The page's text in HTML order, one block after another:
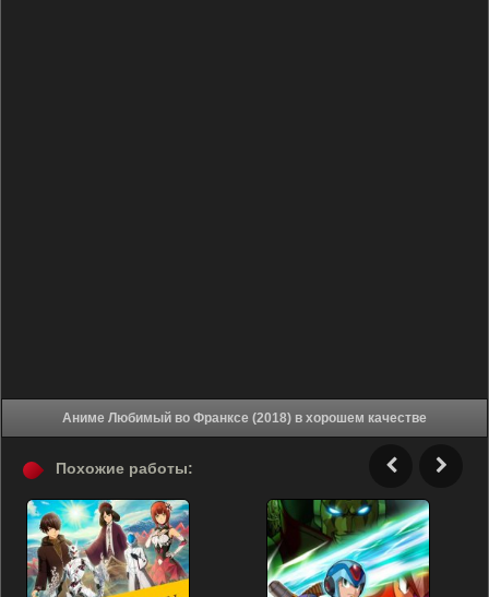
Аниме Любимый во Франксе (2018) в хорошем качестве
Похожие работы: